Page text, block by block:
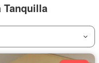
Tanquilla